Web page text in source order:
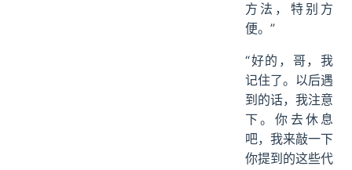
方法，特别方
便。”
“好的，哥，我
记住了。以后遇
到的话，我注意
下。你去休息
吧，我来敲一下
你提到的这些代